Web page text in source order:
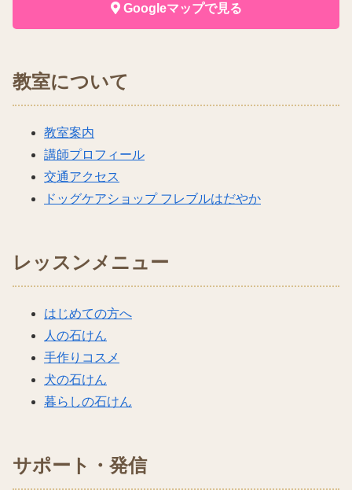
Googleマップで見る
教室について
教室案内
講師プロフィール
交通アクセス
ドッグケアショップ フレブルはだやか
レッスンメニュー
はじめての方へ
人の石けん
手作りコスメ
犬の石けん
暮らしの石けん
サポート・発信